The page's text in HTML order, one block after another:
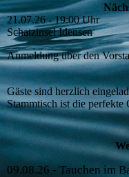
21.07.26 - 19:00 Uhr
Schatzinsel Idensen
Anmeldung über den
Gäste sind herzlich
Stammtisch ist die perfekte
09.08.26 - Tauchen im